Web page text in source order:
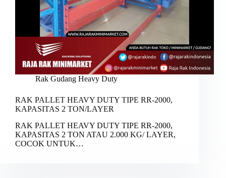
Rak Gudang Heavy Duty
RAK PALLET HEAVY DUTY TIPE RR-2000,
KAPASITAS 2 TON/LAYER
RAK PALLET HEAVY DUTY TIPE RR-2000,
KAPASITAS 2 TON ATAU 2.000 KG/ LAYER,
COCOK UNTUK…